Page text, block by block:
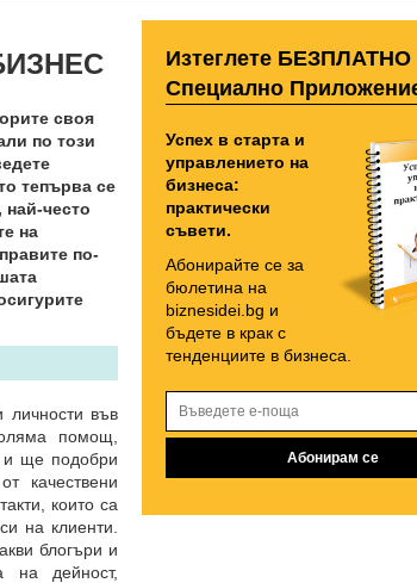
своя
по този
тепърва се
най-често
на
по-
личности във
помощ,
и ще подобри
качествени
които са
на клиенти.
блогъри и
на дейност,
Изтеглете БЕЗПЛАТНО
Специално
Успех в старта и
управлението на
бизнеса:
практически
съвети.
Абонирайте се за
бюлетина на
biznesidei.bg и
бъдете в крак с
тенденциите в бизнеса.